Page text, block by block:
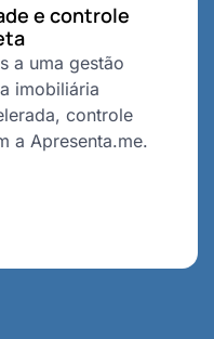
e controle
a uma gestão
imobiliária
controle
a Apresenta.me.